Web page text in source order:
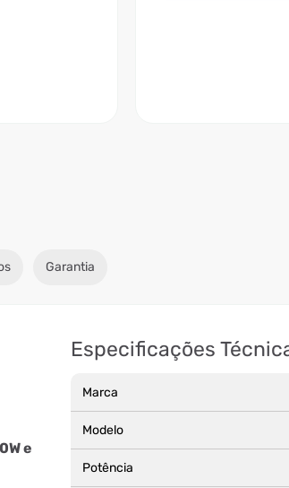
Garantia
e
Especificações
Marca
Modelo
Potência